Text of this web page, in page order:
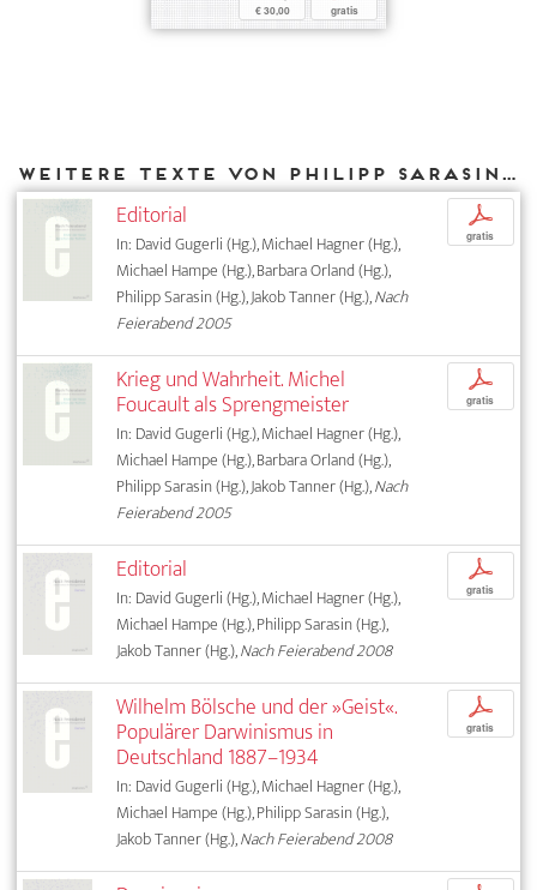
€ 30,00 gratis
Weitere Texte von Philipp Sarasin bei DIAPHANES
Editorial
In: David Gugerli (Hg.), Michael Hagner (Hg.),
Michael Hampe (Hg.), Barbara Orland (Hg.),
Philipp Sarasin (Hg.), Jakob Tanner (Hg.),Nach
Feierabend 2005
p
gratis
Krieg und Wahrheit. Michel
Foucault als Sprengmeister
In: David Gugerli (Hg.), Michael Hagner (Hg.),
Michael Hampe (Hg.), Barbara Orland (Hg.),
Philipp Sarasin (Hg.), Jakob Tanner (Hg.),Nach
Feierabend 2005
p
gratis
Editorial
In: David Gugerli (Hg.), Michael Hagner (Hg.),
Michael Hampe (Hg.), Philipp Sarasin (Hg.),
Jakob Tanner (Hg.),Nach Feierabend 2008
p
gratis
Wilhelm Bölsche und der »Geist«.
Populärer Darwinismus in
Deutschland 1887–1934
In: David Gugerli (Hg.), Michael Hagner (Hg.),
Michael Hampe (Hg.), Philipp Sarasin (Hg.),
Jakob Tanner (Hg.),Nach Feierabend 2008
p
gratis